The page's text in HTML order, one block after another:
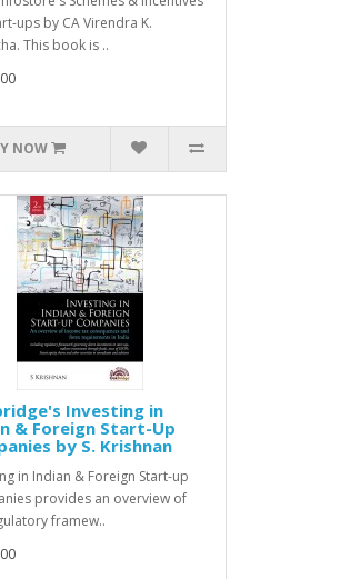
ups by CA Virendra K.
This book is ..
NOW
Investing in
& Foreign Start-Up
by S. Krishnan
in Indian & Foreign Start-up
provides an overview of
framew..